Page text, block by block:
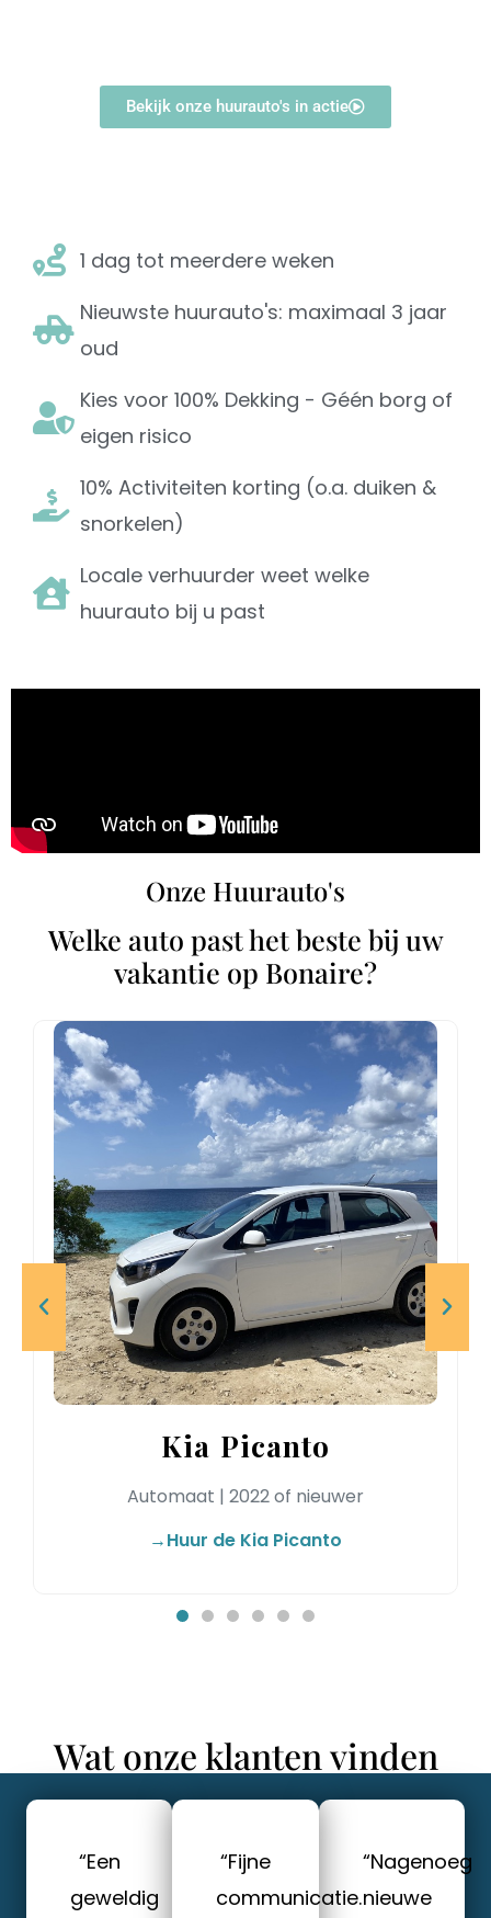
Bekijk onze huurauto's in actie
1 dag tot meerdere weken
Nieuwste huurauto's: maximaal 3 jaar
oud
Kies voor 100% Dekking - Géén borg of
eigen risico
10% Activiteiten korting (o.a. duiken &
snorkelen)
Locale verhuurder weet welke
huurauto bij u past
Onze Huurauto's
Welke auto past het beste bij uw
vakantie op Bonaire?
Kia Picanto
Automaat | 2022 of nieuwer
→Huur de Kia Picanto
Wat onze klanten vinden
“Een
geweldig
“Nagenoeg
nieuwe
“Fijne
communicatie.